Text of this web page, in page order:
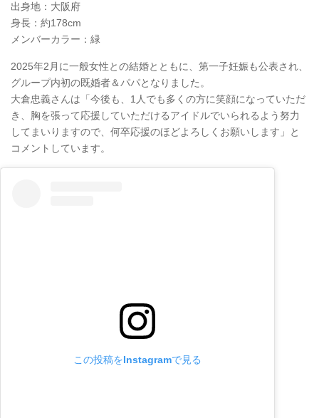
出身地：大阪府
身長：約178cm
メンバーカラー：緑
2025年2月に一般女性との結婚とともに、第一子妊娠も公表され、
グループ内初の既婚者＆パパとなりました。
大倉忠義さんは「今後も、1人でも多くの方に笑顔になっていただ
き、胸を張って応援していただけるアイドルでいられるよう努力
してまいりますので、何卒応援のほどよろしくお願いします」と
コメントしています。
この投稿をInstagramで見る